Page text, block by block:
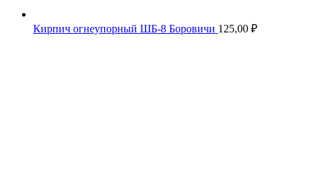
Кирпич огнеупорный ШБ-8 Боровичи 125,00 ₽